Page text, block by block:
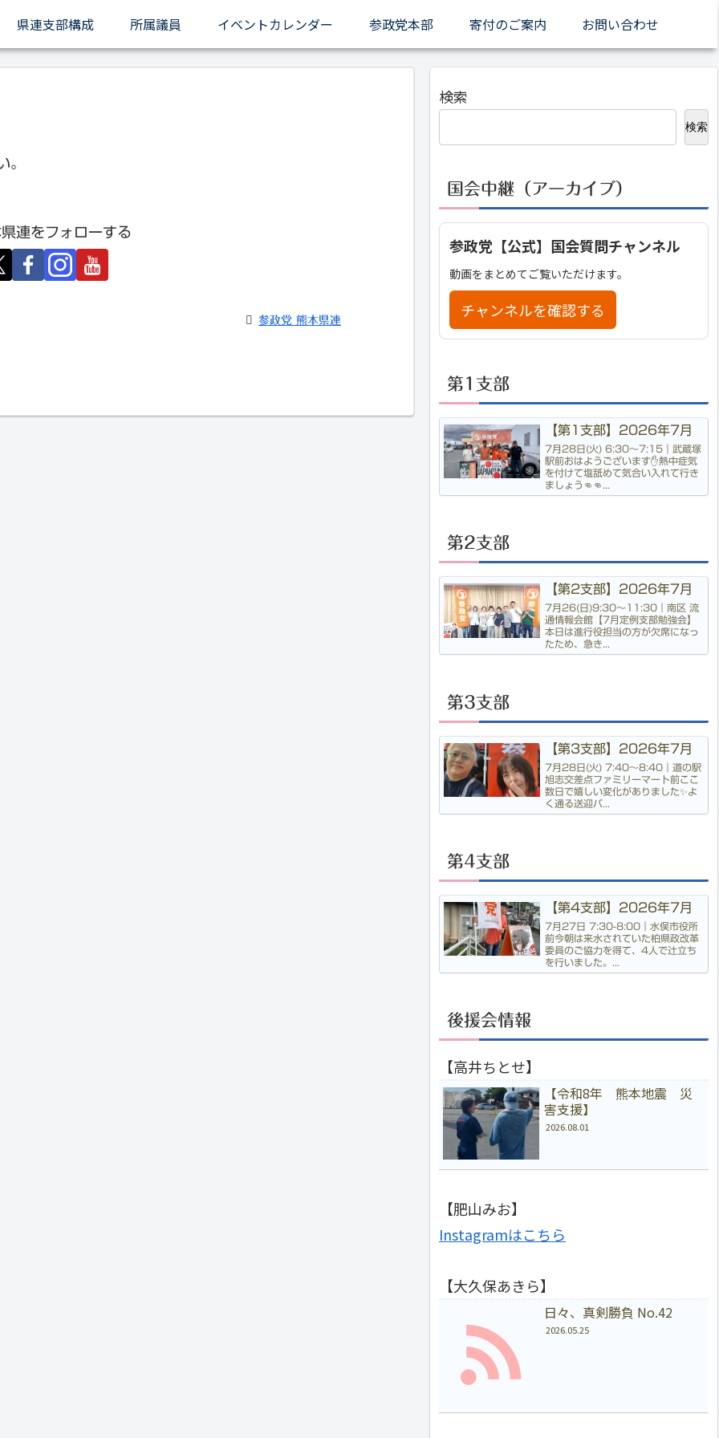
県連支部構成 所属議員 イベントカレンダー 参政党本部 寄付のご案内 お問い合わせ
。
連をフォローする
参政党 熊本県連
検索
検索
国会中継（アーカイブ）
参政党【公式】国会質問チャンネル
動画をまとめてご覧いただけます。
チャンネルを確認する
第1支部
【第1支部】2026年7月
7月28日(火) 6:30〜7:15｜武蔵塚
駅前おはようございます✋熱中症気
を付けて塩舐めて気合い入れて行き
ましょう👊👊...
第2支部
【第2支部】2026年7月
7月26(日)9:30〜11:30｜南区 流
通情報会館【7月定例支部勉強会】
本日は進行役担当の方が欠席になっ
たため、急き...
第3支部
【第3支部】2026年7月
7月28日(火) 7:40〜8:40｜道の駅
旭志交差点ファミリーマート前ここ
数日で嬉しい変化がありました✨よ
く通る送迎バ...
第4支部
【第4支部】2026年7月
7月27日 7:30-8:00｜水俣市役所
前今朝は来水されていた柏県政改革
委員のご協力を得て、4人で辻立ち
を行いました。...
後援会情報
【高井ちとせ】
【令和8年 熊本地震 災
害支援】
2026.08.01
【肥山みお】
Instagramはこちら
【大久保あきら】
日々、真剣勝負 No.42
2026.05.25